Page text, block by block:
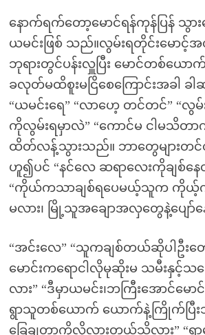
နောက်ရက်တော့မောင်ရန်ကုန်ပြန် သွာ
ယမင်းဖြစ် သည်။လွမ်းရတိုင်းမောင့်
ဘုရားတွင်ပန်းလှူပြီး မောင်တစ်ယော
ခလုတ်မထိစူးမငြိစေကြောင်းအခါ ခ
“ယမင်းရေ” “လာဟေ့ တင်တင်” “လွမ်
ကိုလွမ်းရမှာလဲ” “ကောင်မ ငါမသိတာ
ထိတ်လန့်သွားသည်။ ဘာတွေများ
ဟူ၍ပင် “နင်လေ ဆရာလေးကိုချစ်န
“ကိုယ်ကသာချစ်ရပေမယ့်သူက ကိုယ့်
မလား၊ မြို့သူအချောအလှတွေနဲ့ပျော်
“အင်းလေ” “သူကချစ်တယ်ဆိုပါဦးတ
မောင်းကရောငါလိုမုဆိုးမ သမီးနှင့်သ
လား” “ဒီမှာယမင်း၊ဘကြီးအောင်မေ
ရွာသူတစ်ယောက် ယောက်နဲ့ကြိုက်ပြီး
ခြေချတာကိုလိုလားတယ်သိလား” “